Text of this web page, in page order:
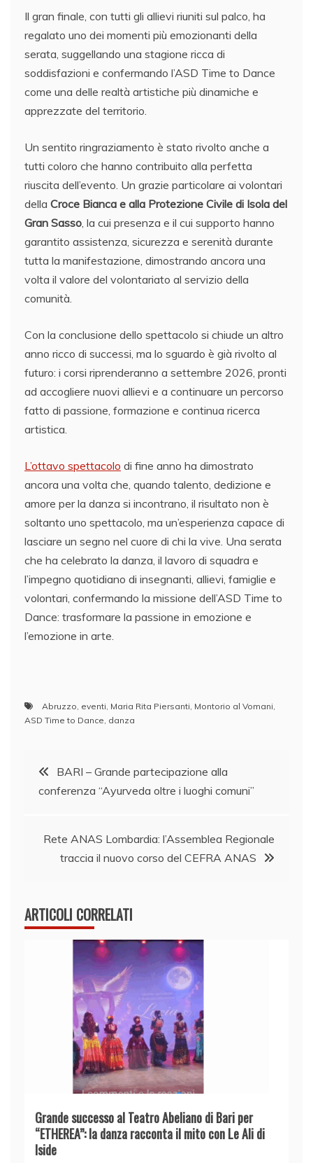
Il gran finale, con tutti gli allievi riuniti sul palco, ha
regalato uno dei momenti più emozionanti della
serata, suggellando una stagione ricca di
soddisfazioni e confermando l’ASD Time to Dance
come una delle realtà artistiche più dinamiche e
apprezzate del territorio.
Un sentito ringraziamento è stato rivolto anche a
tutti coloro che hanno contribuito alla perfetta
riuscita dell’evento. Un grazie particolare ai volontari
della Croce Bianca e alla Protezione Civile di Isola del
Gran Sasso , la cui presenza e il cui supporto hanno
garantito assistenza, sicurezza e serenità durante
tutta la manifestazione, dimostrando ancora una
volta il valore del volontariato al servizio della
comunità.
Con la conclusione dello spettacolo si chiude un altro
anno ricco di successi, ma lo sguardo è già rivolto al
futuro: i corsi riprenderanno a settembre 2026, pronti
ad accogliere nuovi allievi e a continuare un percorso
fatto di passione, formazione e continua ricerca
artistica.
L’ottavo spettacolo di fine anno ha dimostrato
ancora una volta che, quando talento, dedizione e
amore per la danza si incontrano, il risultato non è
soltanto uno spettacolo, ma un’esperienza capace di
lasciare un segno nel cuore di chi la vive. Una serata
che ha celebrato la danza, il lavoro di squadra e
l’impegno quotidiano di insegnanti, allievi, famiglie e
volontari, confermando la missione dell’ASD Time to
Dance: trasformare la passione in emozione e
l’emozione in arte.
Abruzzo eventi Maria Rita Piersanti Montorio al Vomani
ASD Time to Dance danza
Navigazione
articoli
BARI – Grande partecipazione alla
conferenza “Ayurveda oltre i luoghi comuni”
​Rete ANAS Lombardia: l’Assemblea Regionale
traccia il nuovo corso del CEFRA ANAS
ARTICOLI CORRELATI
Grande successo al Teatro Abeliano di Bari per
“ETHEREA”: la danza racconta il mito con Le Ali di
Iside